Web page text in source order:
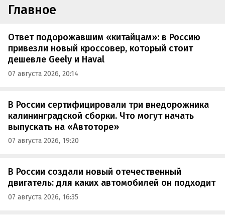
Главное
Ответ подорожавшим «китайцам»: в Россию
привезли новый кроссовер, который стоит
дешевле Geely и Haval
07 августа 2026, 20:14
В России сертифицировали три внедорожника
калининградской сборки. Что могут начать
выпускать на «Автоторе»
07 августа 2026, 19:20
В России создали новый отечественный
двигатель: для каких автомобилей он подходит
07 августа 2026, 16:35